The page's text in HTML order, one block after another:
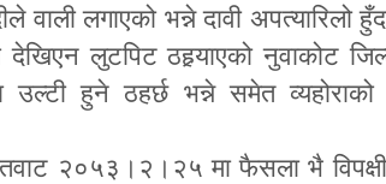
वाली लगाएको भन्ने दावी अपत्यारिलो
देखिएन लुटपिट ठहर्‍याएको नुवाकोट
हुने ठहर्छ भन्ने समेत व्यहोराको
२०५३।२।२५ मा फैसला भै विपक्षी